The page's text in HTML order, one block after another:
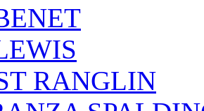
RANGLIN